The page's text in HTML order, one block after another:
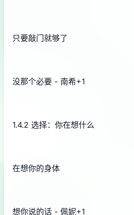
只要敲门就够了
没那个必要 - 南希+1
1.4.2 选择：你在想什么
在想你的身体
想你说的话 - 佩妮+1